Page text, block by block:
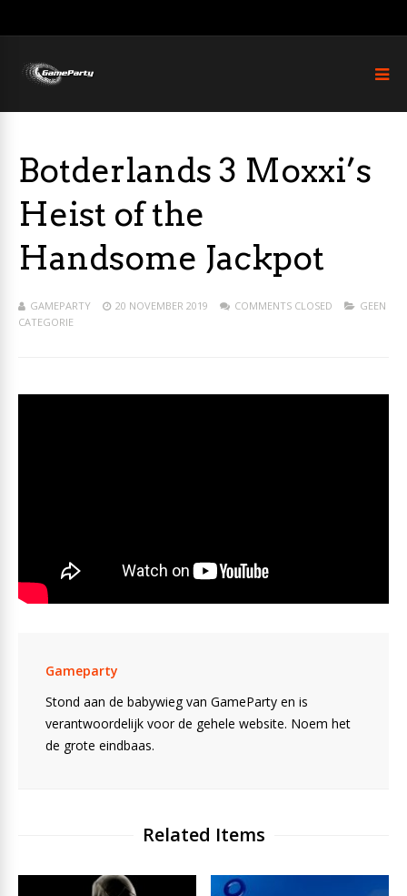
Botderlands 3 Moxxi’s
Heist of the
Handsome Jackpot
GAMEPARTY 20 NOVEMBER 2019 COMMENTS CLOSED
GEEN
CATEGORIE
Gameparty
Stond aan de babywieg van GameParty en is
verantwoordelijk voor de gehele website. Noem het
de grote eindbaas.
Related Items